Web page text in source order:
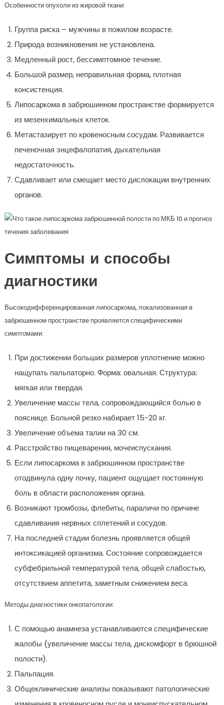
Особенности опухоли из жировой ткани:
Группа риска – мужчины в пожилом возрасте.
Природа возникновения не установлена.
Медленный рост, бессимптомное течение.
Большой размер, неправильная форма, плотная
консистенция.
Липосаркома в забрюшинном пространстве формируется
из мезенхимальных клеток.
Метастазирует по кровеносным сосудам. Развивается
печеночная энцефалопатия, дыхательная
недостаточность.
Сдавливает или смещает место дислокации внутренних
органов.
Симптомы и способы
диагностики
Высокодифференцированная липосаркома, локализованная в
забрюшинном пространстве проявляется специфическими
симптомами:
При достижении больших размеров уплотнение можно
нащупать пальпаторно. Форма: овальная. Структура:
мягкая или твердая.
Увеличение массы тела, сопровождающийся болью в
пояснице. Больной резко набирает 15-20 кг.
Увеличение объема талии на 30 см.
Расстройство пищеварения, мочеиспускания.
Если липосаркома в забрюшинном пространстве
отодвинула одну почку, пациент ощущает постоянную
боль в области расположения органа.
Возникают тромбозы, флебиты, параличи по причине
сдавливания нервных сплетений и сосудов.
На последней стадии болезнь проявляется общей
интоксикацией организма. Состояние сопровождается
субфебрильной температурой тела, общей слабостью,
отсутствием аппетита, заметным снижением веса.
Методы диагностики онкопатологии:
С помощью анамнеза устанавливаются специфические
жалобы (увеличение массы тела, дискомфорт в брюшной
полости).
Пальпация.
Общеклинические анализы показывают патологические